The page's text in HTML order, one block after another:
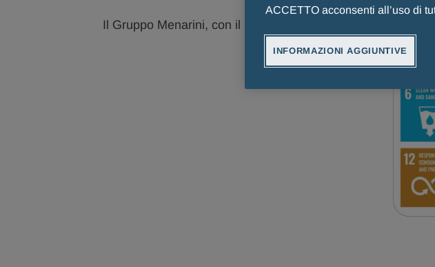
Il Gruppo Menarini, con il proprio programma di
ACCETTO acconsenti all’uso di
INFORMAZIONI AGGIUNTIVE